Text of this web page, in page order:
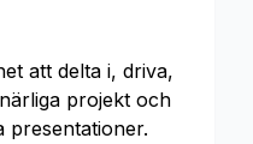
att delta i, driva,
projekt och
presentationer.